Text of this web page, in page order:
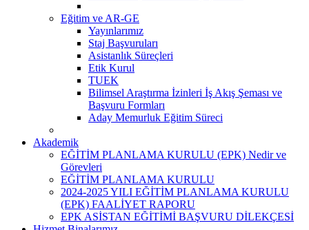
Eğitim ve AR-GE
Yayınlarımız
Staj Başvuruları
Asistanlık Süreçleri
Etik Kurul
TUEK
Bilimsel Araştırma İzinleri İş Akış Şeması ve
Başvuru Formları
Aday Memurluk Eğitim Süreci
Akademik
EĞİTİM PLANLAMA KURULU (EPK) Nedir ve
Görevleri
EĞİTİM PLANLAMA KURULU
2024-2025 YILI EĞİTİM PLANLAMA KURULU
(EPK) FAALİYET RAPORU
EPK ASİSTAN EĞİTİMİ BAŞVURU DİLEKÇESİ